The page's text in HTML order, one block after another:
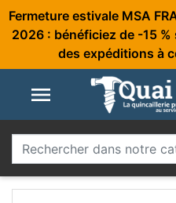
Fermeture estivale MSA
2026 : bénéficiez de -15
des expéditions à
